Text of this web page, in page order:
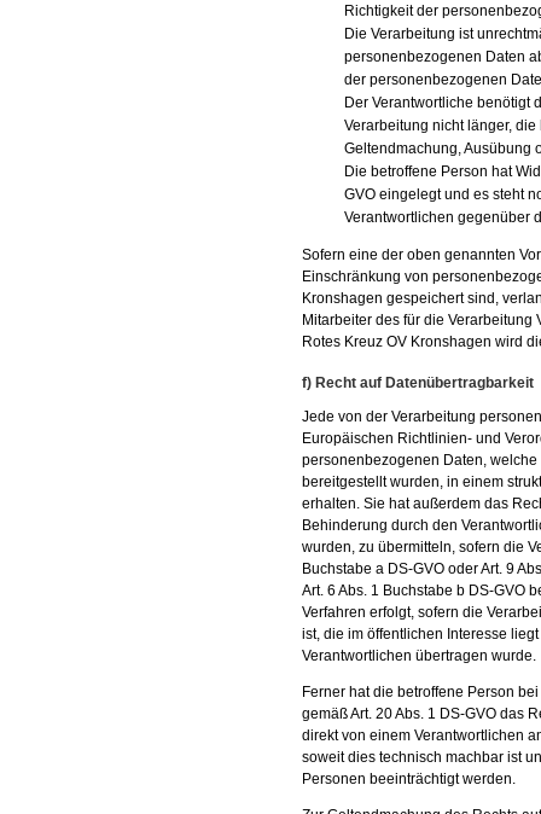
Richtigkeit der
Die Verarbeitung ist
personenbezogenen Daten
der personenbezogenen
Der Verantwortliche benötigt
Verarbeitung nicht länger,
Geltendmachung, Ausübung
Die betroffene Person hat
GVO eingelegt und es steht
Verantwortlichen gegenüber
Sofern eine der oben genannten
Einschränkung von
Kronshagen gespeichert sind,
Mitarbeiter des für die
Rotes Kreuz OV Kronshagen wird
f) Recht auf Datenübertragbarkeit
Jede von der Verarbeitung
Europäischen Richtlinien- und
personenbezogenen Daten,
bereitgestellt wurden, in einem
erhalten. Sie hat außerdem das
Behinderung durch den
wurden, zu übermitteln, sofern die
Buchstabe a DS-GVO oder Art. 9
Art. 6 Abs. 1 Buchstabe b DS-GVO
Verfahren erfolgt, sofern die
ist, die im öffentlichen Interesse
Verantwortlichen übertragen wurde.
Ferner hat die betroffene Person
gemäß Art. 20 Abs. 1 DS-GVO das
direkt von einem Verantwortlichen
soweit dies technisch machbar ist
Personen beeinträchtigt werden.